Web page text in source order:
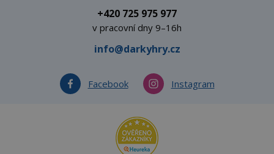
+420 725 975 977
v pracovní dny 9–16h
info@darkyhry.cz
Facebook Instagram